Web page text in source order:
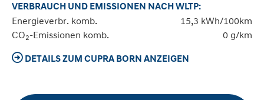
VERBRAUCH UND EMISSIONEN NACH WLTP:
Energieverbr. komb.
15,3 kWh/100km
CO2-Emissionen komb. 0 g/km
DETAILS ZUM CUPRA BORN ANZEIGEN